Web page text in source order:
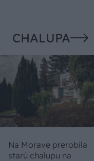
CHALUPA
Na Morave prerobila
starú chalupu na